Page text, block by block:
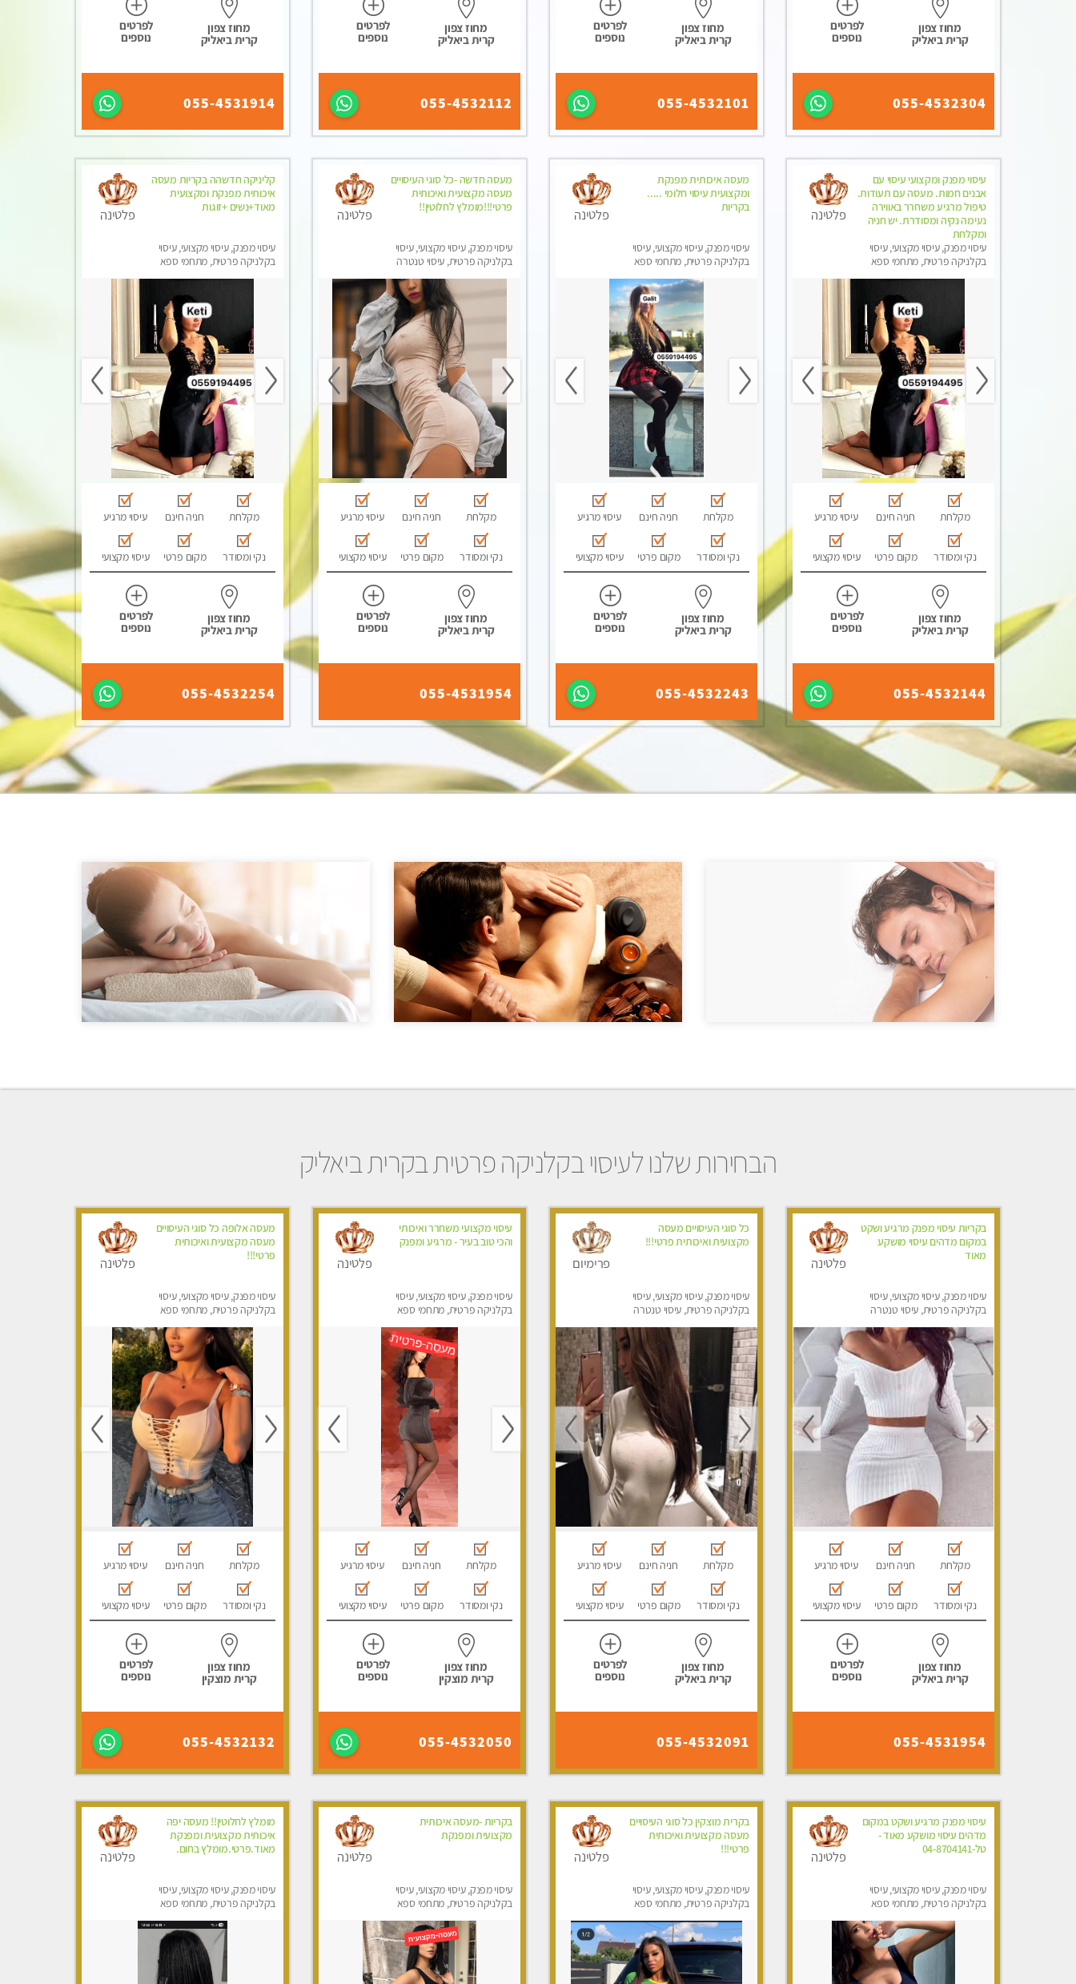
מחוז צפון
קרית ביאליק
לפרטים
נוספים
055-4532304
מחוז צפון
קרית ביאליק
לפרטים
נוספים
055-4532101
מחוז צפון
קרית ביאליק
לפרטים
נוספים
055-4532112
מחוז צפון
קרית ביאליק
לפרטים
נוספים
055-4531914
עיסוי מפנק ומקצועי עיסוי עם
אבנים חמות. מעסה עם תעודות.
טיפול מרגיע משחרר באווירה
נעימה נקיה ומסודרת. יש חניה
ומקלחת
עיסוי מפנק, עיסוי מקצועי, עיסוי
בקלניקה פרטית, מתחמי ספא
פלטינה
מקלחת חניה חינם עיסוי מרגיע
נקי ומסודר מקום פרטי עיסוי מקצועי
מחוז צפון
קרית ביאליק
לפרטים
נוספים
055-4532144
מעסה איכותית מפנקת
ומקצועית עיסוי חלומי .....
בקריות
עיסוי מפנק, עיסוי מקצועי, עיסוי
בקלניקה פרטית, מתחמי ספא
פלטינה
מקלחת חניה חינם עיסוי מרגיע
נקי ומסודר מקום פרטי עיסוי מקצועי
מחוז צפון
קרית ביאליק
לפרטים
נוספים
055-4532243
מעסה חדשה -כל סוגי העיסויים
מעסה מקצועית ואיכותית
פרטי!!!מומלץ לחלוטין!!
עיסוי מפנק, עיסוי מקצועי, עיסוי
בקלניקה פרטית, עיסוי טנטרה
פלטינה
מקלחת חניה חינם עיסוי מרגיע
נקי ומסודר מקום פרטי עיסוי מקצועי
מחוז צפון
קרית ביאליק
לפרטים
נוספים
055-4531954
קליניקה חדשהה בקריות מעסה
איכותית מפנקת ומקצועית
מאוד+נשים +זוגות
עיסוי מפנק, עיסוי מקצועי, עיסוי
בקלניקה פרטית, מתחמי ספא
פלטינה
מקלחת חניה חינם עיסוי מרגיע
נקי ומסודר מקום פרטי עיסוי מקצועי
מחוז צפון
קרית ביאליק
לפרטים
נוספים
055-4532254
הבחירות שלנו לעיסוי בקלניקה פרטית בקרית ביאליק
בקריות עיסוי מפנק מרגיע ושקט
במקום מדהים עיסוי מושקע
מאוד
עיסוי מפנק, עיסוי מקצועי, עיסוי
בקלניקה פרטית, עיסוי טנטרה
פלטינה
מקלחת חניה חינם עיסוי מרגיע
נקי ומסודר מקום פרטי עיסוי מקצועי
מחוז צפון
קרית ביאליק
לפרטים
נוספים
055-4531954
כל סוגי העיסויים מעסה
מקצועית ואיכותית פרטי!!!
עיסוי מפנק, עיסוי מקצועי, עיסוי
בקלניקה פרטית, עיסוי טנטרה
פרימיום
מקלחת חניה חינם עיסוי מרגיע
נקי ומסודר מקום פרטי עיסוי מקצועי
מחוז צפון
קרית ביאליק
לפרטים
נוספים
055-4532091
עיסוי מקצועי משחרר ואיכותי
והכי טוב בעיר - מרגיע ומפנק
עיסוי מפנק, עיסוי מקצועי, עיסוי
בקלניקה פרטית, מתחמי ספא
פלטינה
מקלחת חניה חינם עיסוי מרגיע
נקי ומסודר מקום פרטי עיסוי מקצועי
מחוז צפון
קרית מוצקין
לפרטים
נוספים
055-4532050
מעסה אלופה כל סוגי העיסויים
מעסה מקצועית ואיכותית
פרטי!!!
עיסוי מפנק, עיסוי מקצועי, עיסוי
בקלניקה פרטית, מתחמי ספא
טנטרה
פלטינה
מקלחת חניה חינם עיסוי מרגיע
נקי ומסודר מקום פרטי עיסוי מקצועי
מחוז צפון
קרית מוצקין
לפרטים
נוספים
055-4532132
עיסוי מפנק מרגיע ושקט במקום
מדהים עיסוי מושקע מאוד -
טל-04-8704141
עיסוי מפנק, עיסוי מקצועי, עיסוי
בקלניקה פרטית, מתחמי ספא
פלטינה
בקרית מוצקין כל סוגי העיסויים
מעסה מקצועית ואיכותית
פרטי!!!
עיסוי מפנק, עיסוי מקצועי, עיסוי
בקלניקה פרטית, מתחמי ספא
פלטינה
בקריות -מעסה איכותית
מקצועית ומפנקת
עיסוי מפנק, עיסוי מקצועי, עיסוי
בקלניקה פרטית, מתחמי ספא
פלטינה
מומלץ לחלוטין!! מעסה יפה
איכותית מקצועית ומפנקת
מאוד.פרטי.מומלץ בחום.
עיסוי מפנק, עיסוי מקצועי, עיסוי
בקלניקה פרטית, מתחמי ספא
פלטינה